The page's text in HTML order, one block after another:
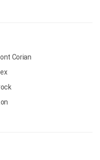
Corian